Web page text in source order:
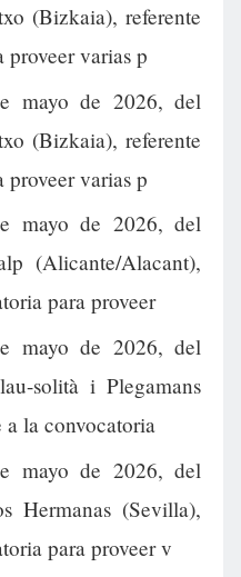
(Bizkaia), referente
proveer varias p
mayo de 2026, del
(Bizkaia), referente
proveer varias p
mayo de 2026, del
(Alicante/Alacant),
para proveer
mayo de 2026, del
solità i Plegamans
a la convocatoria
mayo de 2026, del
Hermanas (Sevilla),
para proveer v